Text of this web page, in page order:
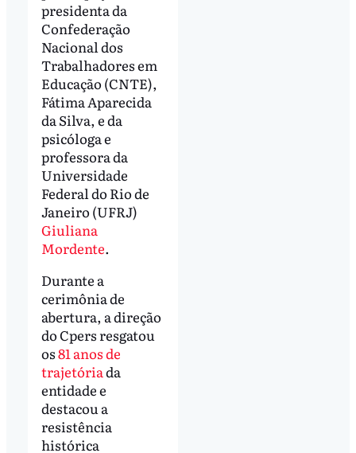
presidenta da
Confederação
Nacional dos
Trabalhadores em
Educação (CNTE),
Fátima Aparecida
da Silva, e da
psicóloga e
professora da
Universidade
Federal do Rio de
Janeiro (UFRJ)
Giuliana
Mordente.
Durante a
cerimônia de
abertura, a direção
do Cpers resgatou
os81 anos de
trajetóriada
entidade e
destacou a
resistência
histórica